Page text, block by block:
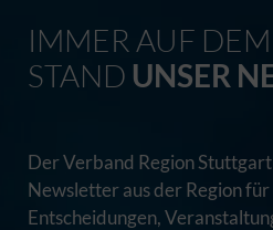
IMMER AUF
STAND UNSER
Der Verband Region
Newsletter aus der Region
Entscheidungen,